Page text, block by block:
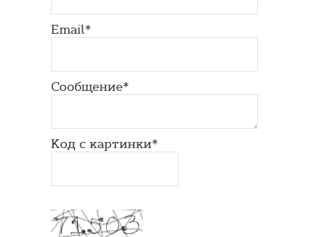
Email*
Сообщение*
Код с картинки*